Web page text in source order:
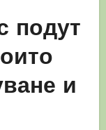
подут
и